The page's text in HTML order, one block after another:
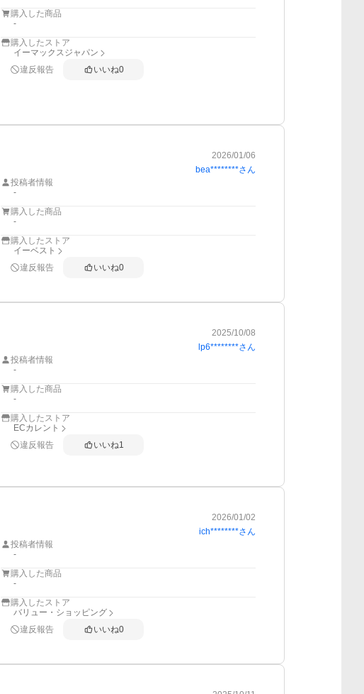
購入した商品
-
購入したストア
イーマックスジャパン
違反報告
いいね0
2026/01/06
bea********さん
投稿者情報
-
購入した商品
-
購入したストア
イーベスト
違反報告
いいね0
2025/10/08
lp6********さん
投稿者情報
-
購入した商品
-
購入したストア
ECカレント
違反報告
いいね1
2026/01/02
ich********さん
投稿者情報
-
購入した商品
-
購入したストア
バリュー・ショッピング
違反報告
いいね0